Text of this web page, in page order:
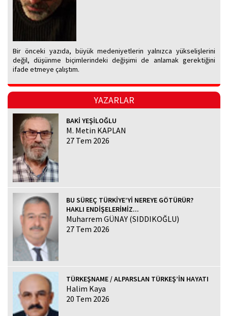
Bir önceki yazıda, büyük medeniyetlerin yalnızca yükselişlerini
değil, düşünme biçimlerindeki değişimi de anlamak gerektiğini
ifade etmeye çalıştım.
YAZARLAR
BAKİ YEŞİLOĞLU
M. Metin KAPLAN
27 Tem 2026
BU SÜREÇ TÜRKİYE’Yİ NEREYE GÖTÜRÜR?
HAKLI ENDİŞELERİMİZ...
Muharrem GÜNAY (SIDDIKOĞLU)
27 Tem 2026
TÜRKEŞNAME / ALPARSLAN TÜRKEŞ’İN HAYATI
Halim Kaya
20 Tem 2026